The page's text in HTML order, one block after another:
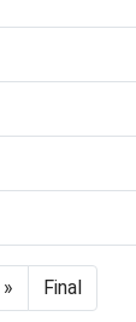
» Final